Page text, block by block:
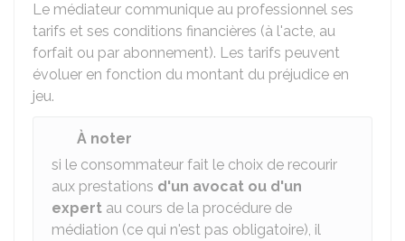
Le médiateur communique au professionnel ses
tarifs et ses conditions financières (à l'acte, au
forfait ou par abonnement). Les tarifs peuvent
évoluer en fonction du montant du préjudice en
jeu.
À noter
si le consommateur fait le choix de recourir
aux prestations d'un avocat ou d'un
expert au cours de la procédure de
médiation (ce qui n'est pas obligatoire), il